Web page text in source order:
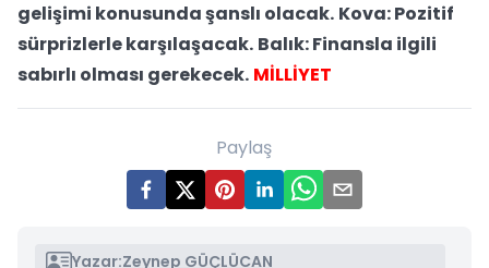
gelişimi konusunda şanslı olacak. Kova: Pozitif
sürprizlerle karşılaşacak. Balık: Finansla ilgili
sabırlı olması gerekecek. MİLLİYET
Paylaş
Yazar:Zeynep GÜÇLÜCAN